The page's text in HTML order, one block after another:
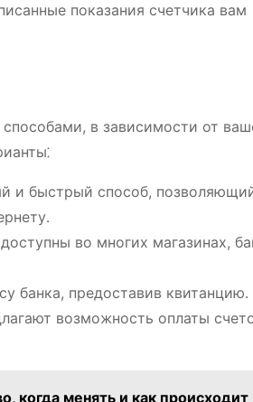
показания счетчика вам
в зависимости от
и быстрый способ,
во многих магазинах,
банка, предоставив квитанцию․
возможность оплаты
когда менять и как происходит